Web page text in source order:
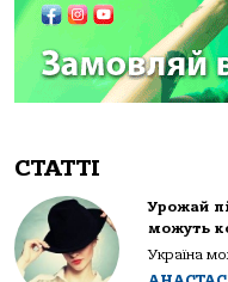
СТАТТІ
Урожай
можуть
Україна